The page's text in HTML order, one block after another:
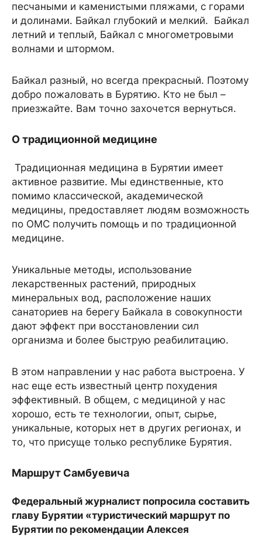
песчаными и каменистыми пляжами, с горами
и долинами. Байкал глубокий и мелкий. Байкал
летний и теплый, Байкал с многометровыми
волнами и штормом.
Байкал разный, но всегда прекрасный. Поэтому
добро пожаловать в Бурятию. Кто не был –
приезжайте. Вам точно захочется вернуться.
О традиционной медицине
Традиционная медицина в Бурятии имеет
активное развитие. Мы единственные, кто
помимо классической, академической
медицины, предоставляет людям возможность
по ОМС получить помощь и по традиционной
медицине.
Уникальные методы, использование
лекарственных растений, природных
минеральных вод, расположение наших
санаториев на берегу Байкала в совокупности
дают эффект при восстановлении сил
организма и более быструю реабилитацию.
В этом направлении у нас работа выстроена. У
нас еще есть известный центр похудения
эффективный. В общем, с медициной у нас
хорошо, есть те технологии, опыт, сырье,
уникальные, которых нет в других регионах, и
то, что присуще только республике Бурятия.
Маршрут Самбуевича
Федеральный журналист попросила составить
главу Бурятии «туристический маршрут по
Бурятии по рекомендации Алексея